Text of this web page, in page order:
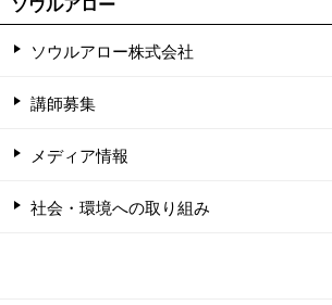
ソウルアロー株式会社
講師募集
メディア情報
社会・環境への取り組み